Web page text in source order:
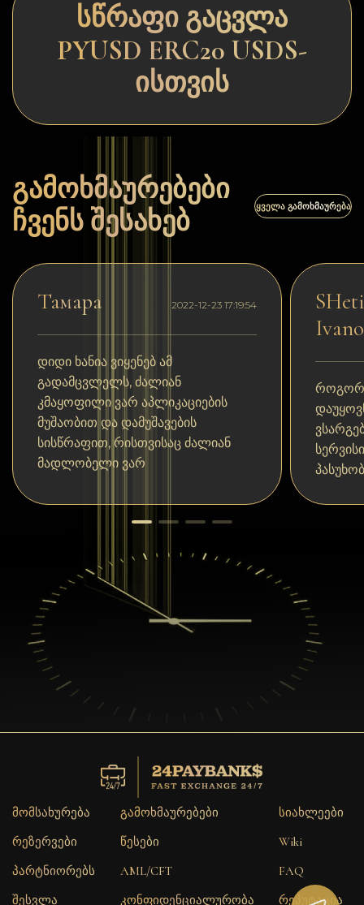
სწრაფი გაცვლა
PYUSD ERC20 USDS-
ისთვის
გამოხმაურებები
ჩვენს შესახებ
ᲧᲕᲔᲚᲐ ᲒᲐᲛᲝᲮᲛᲐᲣᲠᲔᲑᲐ
Тамара 2022-12-23 17:19:54
დიდი ხანია ვიყენებ ამ
გადამცვლელს, ძალიან
კმაყოფილი ვარ აპლიკაციების
მუშაობით და დამუშავების
სისწრაფით, რისთვისაც ძალიან
მადლობელი ვარ
მომსახურება
რეზერვები
პარტნიორებს
შესვლა
გამოხმაურებები
წესები
AML/CFT
კონფიდენციალურობა
სიახლეები
Wiki
FAQ
რეპუტაცია